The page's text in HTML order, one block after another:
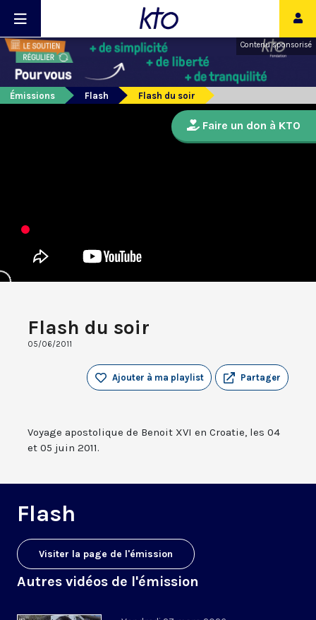
Contenu sponsorisé
Émissions Flash Flash du soir
Flash du soir
05/06/2011
Partager
Ajouter à ma playlist
Voyage apostolique de Benoit XVI en Croatie, les 04
et 05 juin 2011.
Flash
Visiter la page de l'émission
Autres vidéos de l'émission
Faire un don à KTO